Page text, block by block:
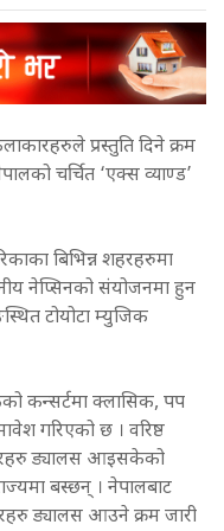
प्रस्तुति दिने क्रम
चर्चित ‘एक्स व्याण्ड’
बिभिन्न शहरहरुमा
नेप्सिनको संयोजनमा हुन
टोयोटा म्युजिक
कन्सर्टमा क्लासिक, पप
गरिएको छ । वरिष्ठ
ड्यालस आइसकेको
बस्छन् । नेपालबाट
ड्यालस आउने क्रम जारी